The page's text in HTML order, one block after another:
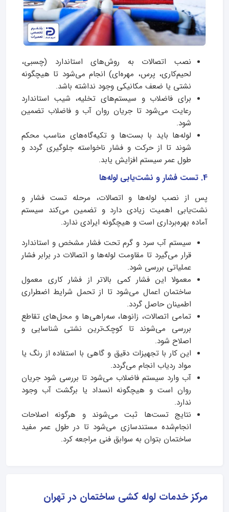
نصب اتصالات به روش‌های استاندارد (چسبی،
لحیم‌کاری، پرس، مهره‌ای) انجام می‌شود تا هیچگونه
نشتی یا ضعف مکانیکی وجود نداشته باشد.
برای فاضلاب و سیستم‌های تخلیه، شیب استاندارد
رعایت می‌شود تا جریان روان آب و فاضلاب تضمین
شود.
لوله‌ها باید با بست‌ها و تکیه‌گاه‌های مناسب محکم
شوند تا از حرکت و فشار ناخواسته جلوگیری گردد و
طول عمر سیستم افزایش یابد.
4. تست فشار و نشت‌یابی لوله‌ها
پس از نصب لوله‌ها و اتصالات، مرحله تست فشار و
نشت‌یابی اهمیت زیادی دارد و تضمین می‌کند سیستم
آماده بهره‌برداری است و هیچگونه ایرادی ندارد.
سیستم آب سرد و گرم تحت فشار مشخص و استاندارد
قرار می‌گیرد تا مقاومت لوله‌ها و اتصالات در برابر فشار
عملیاتی بررسی شود.
معمولا این فشار کمی بالاتر از فشار کاری معمول
ساختمان اعمال می‌شود تا از تحمل شرایط اضطراری
اطمینان حاصل گردد.
تمامی اتصالات، زانوها، سه‌راهی‌ها و محل‌های تقاطع
بررسی می‌شوند تا کوچک‌ترین نشتی شناسایی و
اصلاح شود.
این کار با تجهیزات دقیق و گاهی با استفاده از رنگ یا
مواد ردیاب انجام می‌گردد.
آب وارد سیستم فاضلاب می‌شود تا بررسی شود جریان
روان است و هیچگونه انسداد یا برگشت آب وجود
ندارد.
نتایج تست‌ها ثبت می‌شوند و هرگونه اصلاحات
انجام‌شده مستندسازی می‌شود تا در طول عمر مفید
ساختمان بتوان به سوابق فنی مراجعه کرد.
مرکز خدمات لوله کشی ساختمان در تهران